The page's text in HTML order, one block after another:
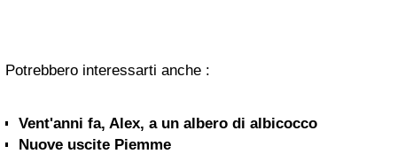
Potrebbero interessarti anche :
Vent'anni fa, Alex, a un albero di albicocco
Nuove uscite Piemme